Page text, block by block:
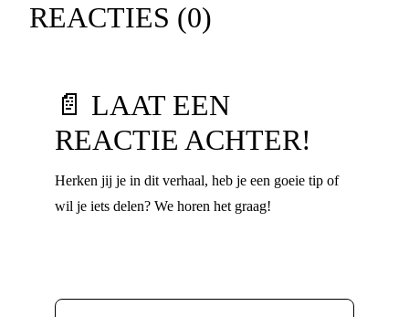
REACTIES (0)
📄 LAAT EEN
REACTIE ACHTER!
Herken jij je in dit verhaal, heb je een goeie tip of
wil je iets delen? We horen het graag!